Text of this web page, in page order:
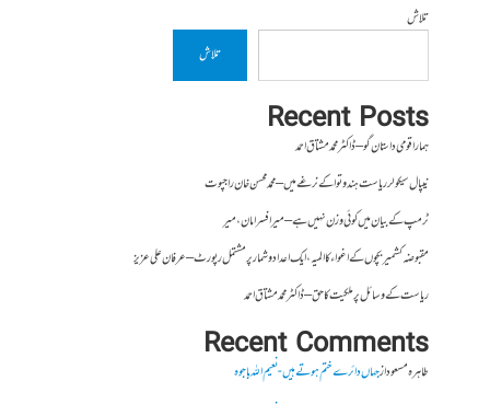
تلاش
تلاش
Recent Posts
ہمارا قومی داستان گو – ڈاکٹر محمد مشتاق احمد
نیپال سیکولر ریاست ہندوتوا کے نرغے میں – محمد محسن خان راجپوت
ٹرمپ کے بیان میں کوئی وزن نہیں ہے – میر افسرامان،میر
مقبوضہ کشمیر بچوں کے اغواء کا المیہ، ایک اعداد و شمار پر مشتمل رپورٹ – عرفان علی عزیز
ریاست کے وسائل پر ملکیت کا حق – ڈاکٹر محمد مشتاق احمد
Recent Comments
طاہرہ مسعودازجہاں دائرے ختم ہوتے ہیں- نعیم اللہ باجوہ